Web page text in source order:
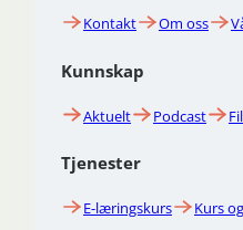
Kontakt Om oss
Kunnskap
Aktuelt Podcast
Tjenester
E-læringskurs Kurs